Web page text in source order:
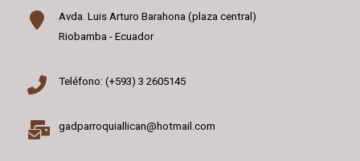
Avda. Luis Arturo Barahona (plaza central)
Riobamba - Ecuador
Teléfono: (+593) 3 2605145
gadparroquiallican@hotmail.com